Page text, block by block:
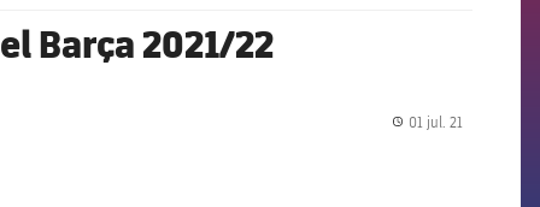
Barça 2021/22
01 jul. 21